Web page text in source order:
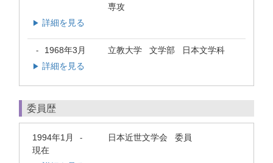
専攻
▶ 詳細を見る
- 1968年3月 立教大学 文学部 日本文学科
▶ 詳細を見る
委員歴
1994年1月 -
現在
日本近世文学会 委員